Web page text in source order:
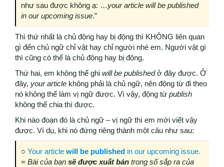
như sau được không ạ: …your article will be published
in our upcoming issue.”
Thì thứ nhất là chủ động hay bị động thì KHÔNG liên quan
gì đến chủ ngữ chỉ vật hay chỉ người nhé em. Người vật gì
thì cũng có thể là chủ động hay bị động.
Thứ hai, em không thể ghi will be publishedở đây được. Ở
đây, your article không phải là chủ ngữ, nên động từ đi theo
nó không thể làm vị ngữ được. Vì vậy, động từ publish
không thể chia thì được.
Khi nào đoạn đó là chủ ngữ – vị ngữ thì em mới viết vậy
được. Ví dụ, khi nó đứng riêng thành một câu như sau:
○ Your article will be published in our upcoming issue.
= Bài của bạn sẽ được xuất bản trong số sắp ra của